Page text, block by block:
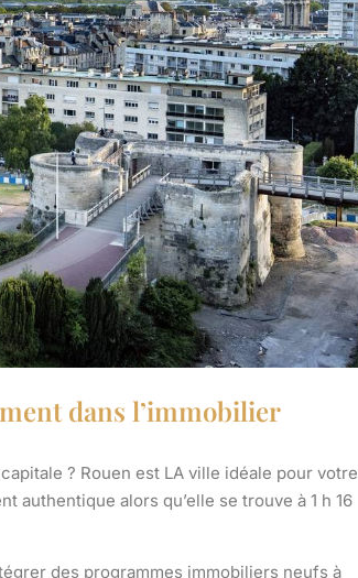
dans l’immobilier
? Rouen est LA ville idéale pour votre
authentique alors qu’elle se trouve à 1 h 16
des programmes immobiliers neufs à